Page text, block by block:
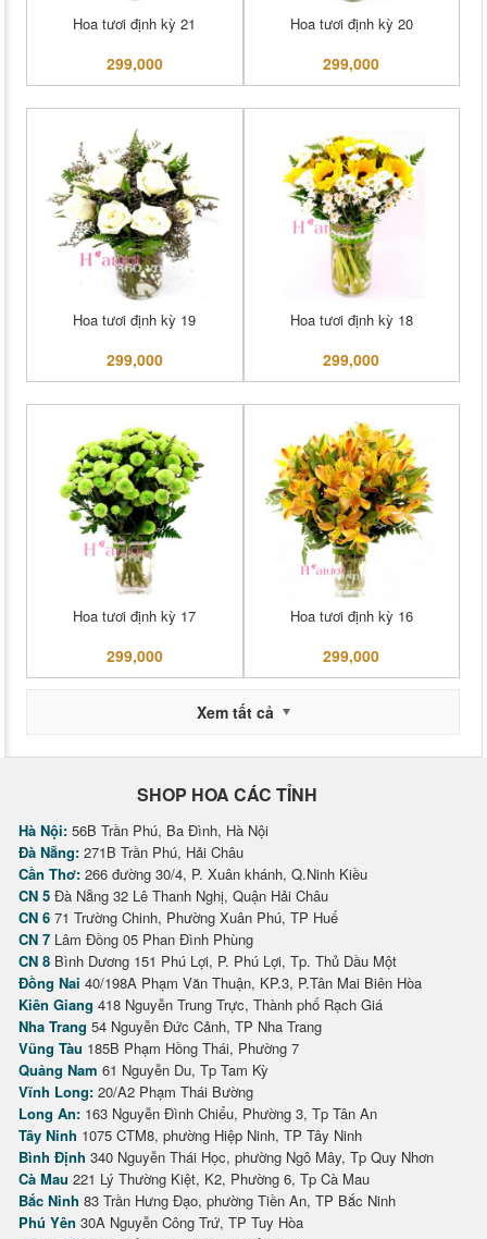
Hoa tươi định kỳ 21
299,000
Hoa tươi định kỳ 20
299,000
Hoa tươi định kỳ 19
299,000
Hoa tươi định kỳ 18
299,000
Hoa tươi định kỳ 17
299,000
Hoa tươi định kỳ 16
299,000
Xem tất cả
SHOP HOA CÁC TỈNH
Hà Nội: 56B Trần Phú, Ba Đình, Hà Nội
Đà Nẵng: 271B Trần Phú, Hải Châu
Cần Thơ: 266 đường 30/4, P. Xuân khánh, Q.Ninh Kiều
CN 5 Đà Nẵng 32 Lê Thanh Nghị, Quận Hải Châu
CN 6 71 Trường Chinh, Phường Xuân Phú, TP Huế
CN 7 Lâm Đồng 05 Phan Đình Phùng
CN 8 Bình Dương 151 Phú Lợi, P. Phú Lợi, Tp. Thủ Dầu Một
Đồng Nai 40/198A Phạm Văn Thuận, KP.3, P.Tân Mai Biên Hòa
Kiên Giang 418 Nguyễn Trung Trực, Thành phố Rạch Giá
Nha Trang 54 Nguyễn Đức Cảnh, TP Nha Trang
Vũng Tàu 185B Phạm Hồng Thái, Phường 7
Quảng Nam 61 Nguyễn Du, Tp Tam Kỳ
Vĩnh Long: 20/A2 Phạm Thái Bường
Long An: 163 Nguyễn Đình Chiểu, Phường 3, Tp Tân An
Tây Ninh 1075 CTM8, phường Hiệp Ninh, TP Tây Ninh
Bình Định 340 Nguyễn Thái Học, phường Ngô Mây, Tp Quy Nhơn
Cà Mau 221 Lý Thường Kiệt, K2, Phường 6, Tp Cà Mau
Bắc Ninh 83 Trần Hưng Đạo, phường Tiền An, TP Bắc Ninh
Phú Yên 30A Nguyễn Công Trứ, TP Tuy Hòa